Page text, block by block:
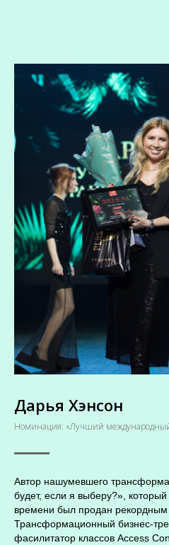
Дарья Хэнсон
Номинация: «Лучший
Автор нашумевшего
будет, если я выберу?»,
времени был продан
Трансформационный бизнес-
фасилитатор классов Access